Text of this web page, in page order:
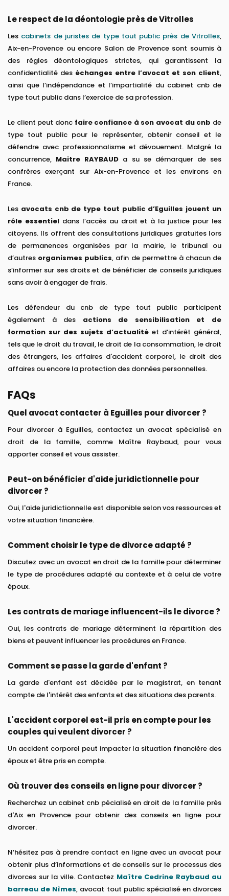
Le respect de la déontologie près de Vitrolles
Les cabinets de juristes de type tout public près de Vitrolles,
Aix-en-Provence ou encore Salon de Provence sont soumis à
des règles déontologiques strictes, qui garantissent la
confidentialité des échanges entre l’avocat et son client,
ainsi que l’indépendance et l’impartialité du cabinet cnb de
type tout public dans l’exercice de sa profession.
Le client peut donc faire confiance à son avocat du cnb de
type tout public pour le représenter, obtenir conseil et le
défendre avec professionnalisme et dévouement. Malgré la
concurrence, Maitre RAYBAUD a su se démarquer de ses
confrères exerçant sur Aix-en-Provence et les environs en
France.
Les avocats cnb de type tout public d’Eguilles jouent un
rôle essentieldans l’accès au droit et à la justice pour les
citoyens. Ils offrent des consultations juridiques gratuites lors
de permanences organisées par la mairie, le tribunal ou
d’autres organismes publics, afin de permettre à chacun de
s’informer sur ses droits et de bénéficier de conseils juridiques
sans avoir à engager de frais.
Les défendeur du cnb de type tout public participent
également à des actions de sensibilisation et de
formation sur des sujets d’actualité et d’intérêt général,
tels que le droit du travail, le droit de la consommation, le droit
des étrangers, les affaires d'accident corporel, le droit des
affaires ou encore la protection des données personnelles.
FAQs
Quel avocat contacter à Eguilles pour divorcer ?
Pour divorcer à Eguilles, contactez un avocat spécialisé en
droit de la famille, comme Maître Raybaud, pour vous
apporter conseil et vous assister.
Peut-on bénéficier d'aide juridictionnelle pour
divorcer ?
Oui, l'aide juridictionnelle est disponible selon vos ressources et
votre situation financière.
Comment choisir le type de divorce adapté ?
Discutez avec un avocat en droit de la famille pour déterminer
le type de procédures adapté au contexte et à celui de votre
époux.
Les contrats de mariage influencent-ils le divorce ?
Oui, les contrats de mariage déterminent la répartition des
biens et peuvent influencer les procédures en France.
Comment se passe la garde d'enfant ?
La garde d'enfant est décidée par le magistrat, en tenant
compte de l'intérêt des enfants et des situations des parents.
L'accident corporel est-il pris en compte pour les
couples qui veulent divorcer ?
Un accident corporel peut impacter la situation financière des
époux et être pris en compte.
Où trouver des conseils en ligne pour divorcer ?
Recherchez un cabinet cnb pécialisé en droit de la famille près
d'Aix en Provence pour obtenir des conseils en ligne pour
divorcer.
N’hésitez pas à prendre contact en ligne avec un avocat pour
obtenir plus d’informations et de conseils sur le processus des
divorces sur la ville. Contactez Maître Cedrine Raybaud au
barreau de Nîmes, avocat tout public spécialisé en divorces